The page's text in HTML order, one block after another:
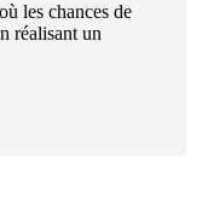
les chances de
réalisant un